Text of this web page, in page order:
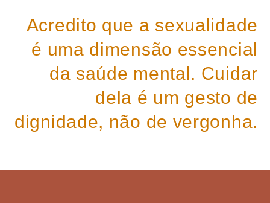
Acredito que a sexualidade
é uma dimensão essencial
da saúde mental. Cuidar
dela é um gesto de
dignidade, não de vergonha.